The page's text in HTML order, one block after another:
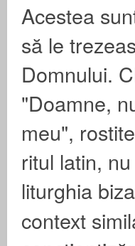
Acestea
să le
Domnului.
"Doamne,
meu",
ritul latin,
liturghia
context